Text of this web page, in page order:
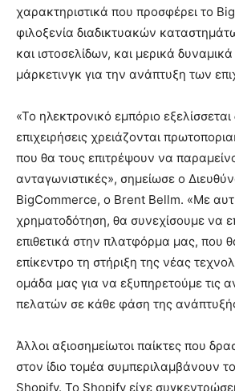
χαρακτηριστικά που προσφέρει το
φιλοξενία διαδικτυακών
και ιστοσελίδων, και μερικά
μάρκετινγκ για την ανάπτυξη των
«Το ηλεκτρονικό εμπόριο
επιχειρήσεις χρειάζονται
που θα τους επιτρέψουν να
ανταγωνιστικές», σημείωσε ο
BigCommerce, ο Brent Bellm. «Με
χρηματοδότηση, θα συνεχίσουμε να
επιθετικά στην πλατφόρμα μας, που
επίκεντρο τη στήριξη της νέας
ομάδα μας για να εξυπηρετούμε τις
πελατών σε κάθε φάση της
Άλλοι αξιοσημείωτοι παίκτες που
στον ίδιο τομέα συμπεριλαμβάνουν
Shopify. Το Shopify είχε